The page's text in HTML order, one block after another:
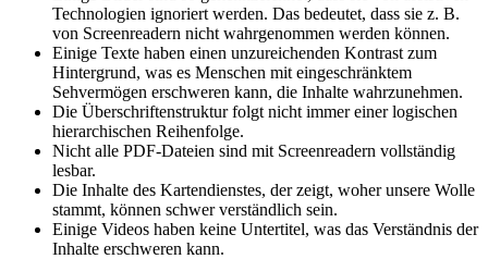
Technologien ignoriert werden. Das bedeutet, dass sie z. B.
von Screenreadern nicht wahrgenommen werden können.
Einige Texte haben einen unzureichenden Kontrast zum
Hintergrund, was es Menschen mit eingeschränktem
Sehvermögen erschweren kann, die Inhalte wahrzunehmen.
Die Überschriftenstruktur folgt nicht immer einer logischen
hierarchischen Reihenfolge.
Nicht alle PDF-Dateien sind mit Screenreadern vollständig
lesbar.
Die Inhalte des Kartendienstes, der zeigt, woher unsere Wolle
stammt, können schwer verständlich sein.
Einige Videos haben keine Untertitel, was das Verständnis der
Inhalte erschweren kann.